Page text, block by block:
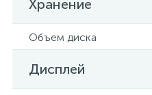
Хранение
Объем диска
Дисплей